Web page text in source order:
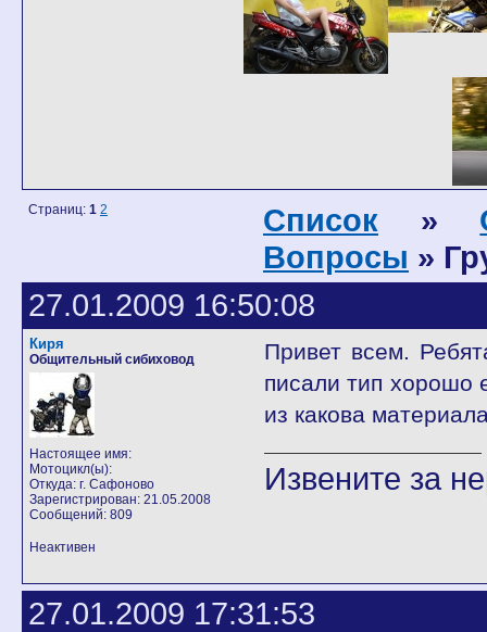
Страниц: 1 2 Список »
Вопросы »
27.01.2009 16:50:08
Киря
Общительный сибиховод
Настоящее имя:
Мотоцикл(ы):
Откуда: г. Сафоново
Зарегистрирован: 21.05.2008
Сообщений: 809
Привет всем.
писали тип хорошо
из какова
Извените за
Неактивен
27.01.2009 17:31:53